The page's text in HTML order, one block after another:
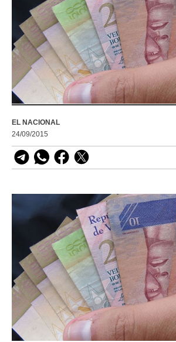
EL NACIONAL
24/09/2015